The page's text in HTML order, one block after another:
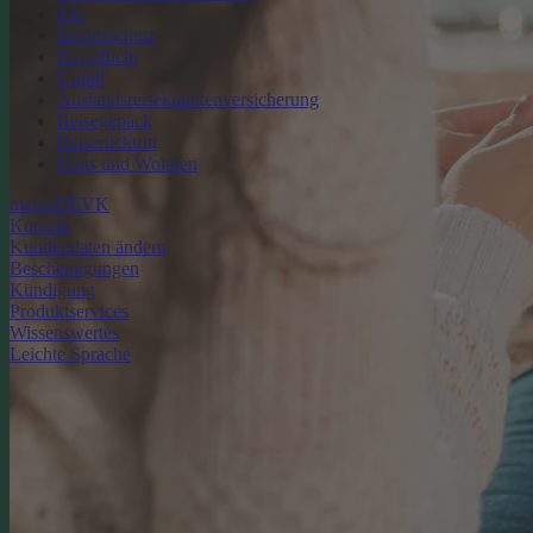
Kfz
Rechtsschutz
Haftpflicht
Unfall
Auslandsreisekrankenversicherung
Reisegepäck
Reiserücktritt
Haus und Wohnen
meineDEVK
Kontakt
Kundendaten ändern
Bescheinigungen
Kündigung
Produktservices
Wissenswertes
Leichte Sprache